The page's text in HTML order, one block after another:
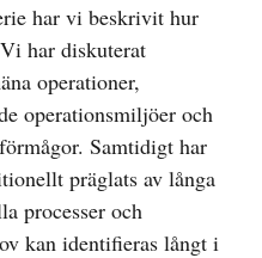
har vi beskrivit hur
har diskuterat
operationer,
operationsmiljöer och
Samtidigt har
präglats av långa
processer och
kan identifieras långt i